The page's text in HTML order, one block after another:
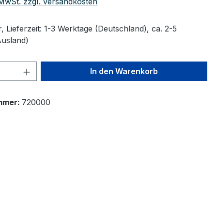
Lieferzeit: 1-3 Werktage (Deutschland), ca. 2-5
Anzahl: Gib den gewünschten Wert
In den Warenkorb
720000